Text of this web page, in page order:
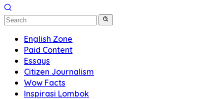
English Zone
Paid Content
Essays
Citizen Journalism
Wow Facts
Inspirasi Lombok